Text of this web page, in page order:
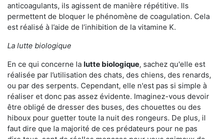
anticoagulants, ils agissent de manière répétitive. Ils
permettent de bloquer le phénomène de coagulation. Cela
est réalisé à l’aide de l’inhibition de la vitamine K.
La lutte biologique
En ce qui concerne la lutte biologique, sachez qu'elle est
réalisée par l’utilisation des chats, des chiens, des renards,
ou par des serpents. Cependant, elle n'est pas si simple à
réaliser et donc pas assez évidente. Imaginez-vous devoir
être obligé de dresser des buses, des chouettes ou des
hiboux pour guetter toute la nuit des rongeurs. De plus, il
faut dire que la majorité de ces prédateurs pour ne pas